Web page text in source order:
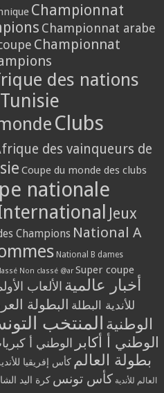
Championnat
Championnat arabe
Championnat
des nations
Clubs
des vainqueurs de
Coupe du monde des clubs
nationale
Jeux
Champions National A
National B dames
Non classé @ar Super coupe
أخبار عالمية الألعاب
للأندية البطلة البطولة
الوطنية المنتخب
الوطني أ أكابر الوطني أ
بطولة العالم كأس إفريقيا
العالم للأندية كأس تونس كرة اليد